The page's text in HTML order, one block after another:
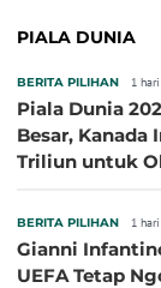
PIALA DUNIA
BERITA PILIHAN 1
Piala Dunia
Besar, Kanada
Triliun untuk
BERITA PILIHAN 1
Gianni
UEFA Tetap